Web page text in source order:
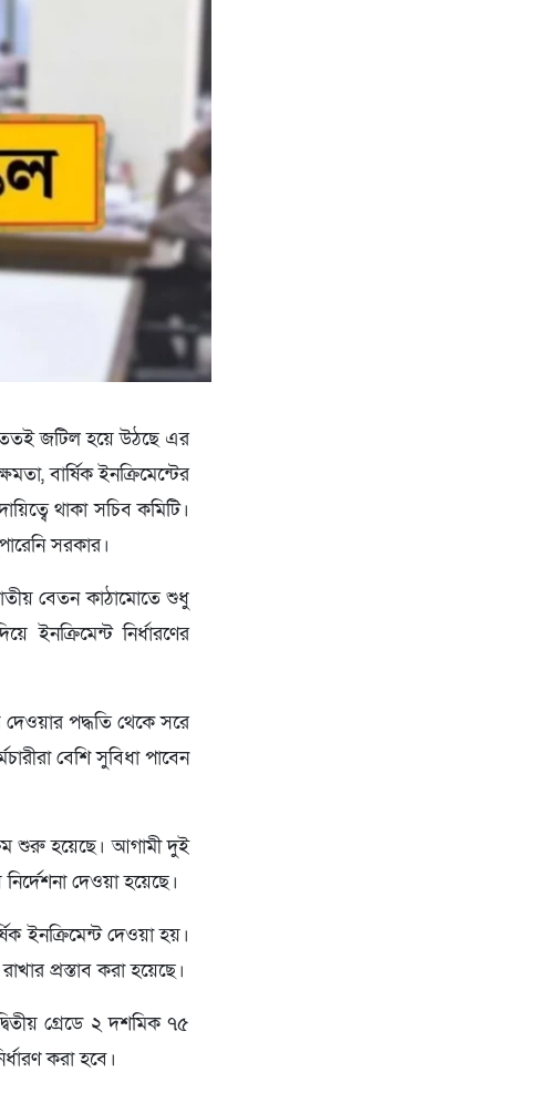
ততই জটিল হয়ে উঠছে এর
বার্ষিক ইনক্রিমেন্টের
থাকা সচিব কমিটি।
সরকার।
বেতন কাঠামোতে শুধু
ইনক্রিমেন্ট নির্ধারণের
দেওয়ার পদ্ধতি থেকে সরে
বেশি সুবিধা পাবেন
শুরু হয়েছে। আগামী দুই
দেওয়া হয়েছে।
ইনক্রিমেন্ট দেওয়া হয়।
প্রস্তাব করা হয়েছে।
গ্রেডে ২ দশমিক ৭৫
করা হবে।